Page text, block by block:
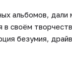
альбомов,
в своём
безумия,